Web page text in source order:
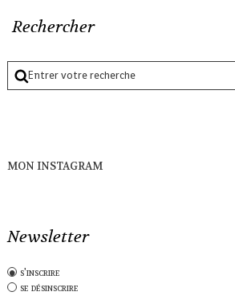
Rechercher
MON INSTAGRAM
Newsletter
s'inscrire
se désinscrire